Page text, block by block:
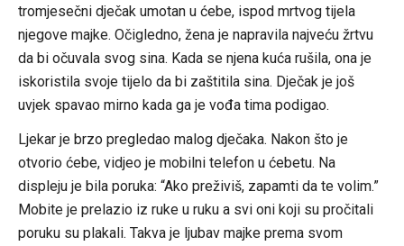
tromjesečni dječak umotan u ćebe, ispod mrtvog tijela
njegove majke. Očigledno, žena je napravila najveću žrtvu
da bi očuvala svog sina. Kada se njena kuća rušila, ona je
iskoristila svoje tijelo da bi zaštitila sina. Dječak je još
uvjek spavao mirno kada ga je vođa tima podigao.
Ljekar je brzo pregledao malog dječaka. Nakon što je
otvorio ćebe, vidjeo je mobilni telefon u ćebetu. Na
displeju je bila poruka: “Ako preživiš, zapamti da te volim.”
Mobite je prelazio iz ruke u ruku a svi oni koji su pročitali
poruku su plakali. Takva je ljubav majke prema svom